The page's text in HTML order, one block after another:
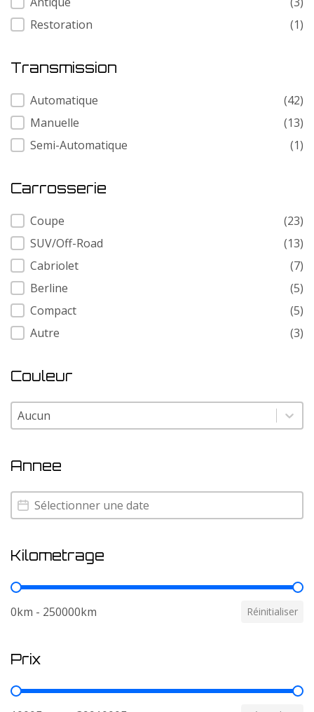
Restoration
(1)
Transmission
Transmission
Automatique
(42)
Manuelle
(13)
Semi-Automatique
(1)
Carrosserie
Carrosserie
Coupe
(23)
SUV/Off-Road
(13)
Cabriolet
(7)
Berline
(5)
Compact
(5)
Autre
(3)
Couleur
Couleur
Couleur
Annee
Annee
Annee
Kilometrage
Kilometrage
0km - 250000km Réinitialiser
Prix
Prix